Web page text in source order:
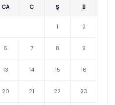
CA C Ş B
1 2
6 7 8 9
13 14 15 16
20 21 22 23